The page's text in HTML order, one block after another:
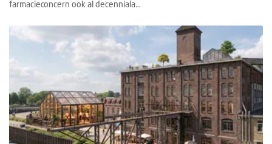
farmacieconcern ook al decenniala...